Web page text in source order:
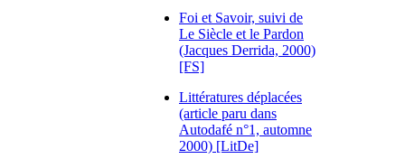
Foi et Savoir, suivi de
Le Siècle et le Pardon
(Jacques Derrida, 2000)
[FS]
Littératures déplacées
(article paru dans
Autodafé n°1, automne
2000) [LitDe]